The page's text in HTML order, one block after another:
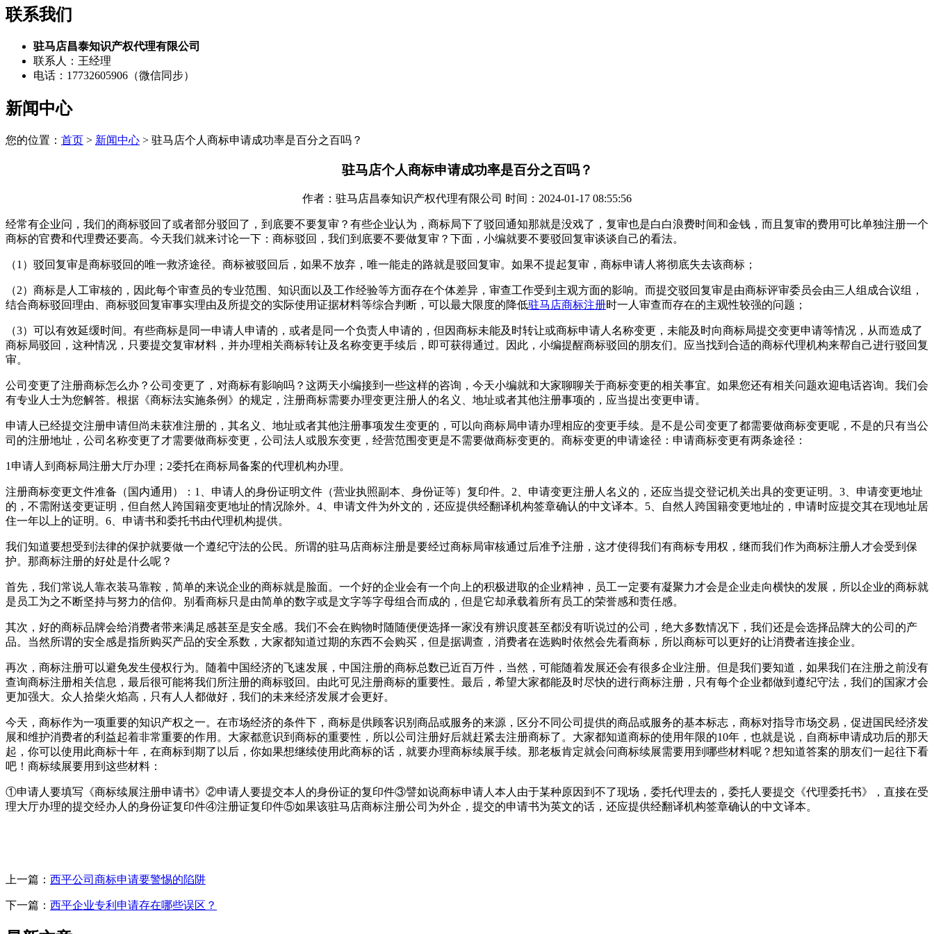
联系我们
驻马店昌泰知识产权代理有限公司
联系人：王经理
电话：17732605906（微信同步）
新闻中心
您的位置： 首页 > 新闻中心 > 驻马店个人商标申请成功率是百分之百吗？
驻马店个人商标申请成功率是百分之百吗？
作者：驻马店昌泰知识产权代理有限公司 时间：2024-01-17 08:55:56
经常有企业问，我们的商标驳回了或者部分驳回了，到底要不要复审？有些企业认为，商标局下了驳回通知那就是没戏了，复审也是白白浪费时间和金钱，而且复审的费用可比单独注册一个
商标的官费和代理费还要高。今天我们就来讨论一下：商标驳回，我们到底要不要做复审？下面，小编就要不要驳回复审谈谈自己的看法。
（1）驳回复审是商标驳回的唯一救济途径。商标被驳回后，如果不放弃，唯一能走的路就是驳回复审。如果不提起复审，商标申请人将彻底失去该商标；
（2）商标是人工审核的，因此每个审查员的专业范围、知识面以及工作经验等方面存在个体差异，审查工作受到主观方面的影响。而提交驳回复审是由商标评审委员会由三人组成合议组，
结合商标驳回理由、商标驳回复审事实理由及所提交的实际使用证据材料等综合判断，可以最大限度的降低驻马店商标注册时一人审查而存在的主观性较强的问题；
（3）可以有效延缓时间。有些商标是同一申请人申请的，或者是同一个负责人申请的，但因商标未能及时转让或商标申请人名称变更，未能及时向商标局提交变更申请等情况，从而造成了
商标局驳回，这种情况，只要提交复审材料，并办理相关商标转让及名称变更手续后，即可获得通过。因此，小编提醒商标驳回的朋友们。应当找到合适的商标代理机构来帮自己进行驳回复
审。
公司变更了注册商标怎么办？公司变更了，对商标有影响吗？这两天小编接到一些这样的咨询，今天小编就和大家聊聊关于商标变更的相关事宜。如果您还有相关问题欢迎电话咨询。我们会
有专业人士为您解答。根据《商标法实施条例》的规定，注册商标需要办理变更注册人的名义、地址或者其他注册事项的，应当提出变更申请。
申请人已经提交注册申请但尚未获准注册的，其名义、地址或者其他注册事项发生变更的，可以向商标局申请办理相应的变更手续。是不是公司变更了都需要做商标变更呢，不是的只有当公
司的注册地址，公司名称变更了才需要做商标变更，公司法人或股东变更，经营范围变更是不需要做商标变更的。商标变更的申请途径：申请商标变更有两条途径：
1申请人到商标局注册大厅办理；2委托在商标局备案的代理机构办理。
注册商标变更文件准备（国内通用）：1、申请人的身份证明文件（营业执照副本、身份证等）复印件。2、申请变更注册人名义的，还应当提交登记机关出具的变更证明。3、申请变更地址
的，不需附送变更证明，但自然人跨国籍变更地址的情况除外。4、申请文件为外文的，还应提供经翻译机构签章确认的中文译本。5、自然人跨国籍变更地址的，申请时应提交其在现地址居
住一年以上的证明。6、申请书和委托书由代理机构提供。
我们知道要想受到法律的保护就要做一个遵纪守法的公民。所谓的驻马店商标注册是要经过商标局审核通过后准予注册，这才使得我们有商标专用权，继而我们作为商标注册人才会受到保
护。那商标注册的好处是什么呢？
首先，我们常说人靠衣装马靠鞍，简单的来说企业的商标就是脸面。一个好的企业会有一个向上的积极进取的企业精神，员工一定要有凝聚力才会是企业走向横快的发展，所以企业的商标就
是员工为之不断坚持与努力的信仰。别看商标只是由简单的数字或是文字等字母组合而成的，但是它却承载着所有员工的荣誉感和责任感。
其次，好的商标品牌会给消费者带来满足感甚至是安全感。我们不会在购物时随随便便选择一家没有辨识度甚至都没有听说过的公司，绝大多数情况下，我们还是会选择品牌大的公司的产
品。当然所谓的安全感是指所购买产品的安全系数，大家都知道过期的东西不会购买，但是据调查，消费者在选购时依然会先看商标，所以商标可以更好的让消费者连接企业。
再次，商标注册可以避免发生侵权行为。随着中国经济的飞速发展，中国注册的商标总数已近百万件，当然，可能随着发展还会有很多企业注册。但是我们要知道，如果我们在注册之前没有
查询商标注册相关信息，最后很可能将我们所注册的商标驳回。由此可见注册商标的重要性。最后，希望大家都能及时尽快的进行商标注册，只有每个企业都做到遵纪守法，我们的国家才会
更加强大。众人拾柴火焰高，只有人人都做好，我们的未来经济发展才会更好。
今天，商标作为一项重要的知识产权之一。在市场经济的条件下，商标是供顾客识别商品或服务的来源，区分不同公司提供的商品或服务的基本标志，商标对指导市场交易，促进国民经济发
展和维护消费者的利益起着非常重要的作用。大家都意识到商标的重要性，所以公司注册好后就赶紧去注册商标了。大家都知道商标的使用年限的10年，也就是说，自商标申请成功后的那天
起，你可以使用此商标十年，在商标到期了以后，你如果想继续使用此商标的话，就要办理商标续展手续。那老板肯定就会问商标续展需要用到哪些材料呢？想知道答案的朋友们一起往下看
吧！商标续展要用到这些材料：
①申请人要填写《商标续展注册申请书》②申请人要提交本人的身份证的复印件③譬如说商标申请人本人由于某种原因到不了现场，委托代理去的，委托人要提交《代理委托书》，直接在受
理大厅办理的提交经办人的身份证复印件④注册证复印件⑤如果该驻马店商标注册公司为外企，提交的申请书为英文的话，还应提供经翻译机构签章确认的中文译本。
上一篇： 西平公司商标申请要警惕的陷阱
下一篇： 西平企业专利申请存在哪些误区？